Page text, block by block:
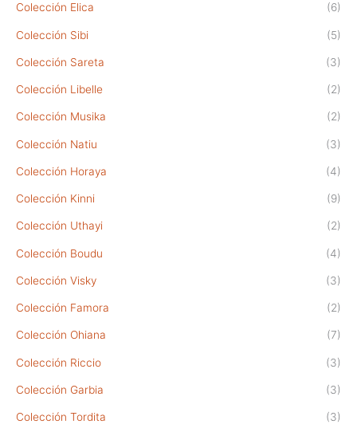
Colección Elica (6)
Colección Sibi (5)
Colección Sareta (3)
Colección Libelle (2)
Colección Musika (2)
Colección Natiu (3)
Colección Horaya (4)
Colección Kinni (9)
Colección Uthayi (2)
Colección Boudu (4)
Colección Visky (3)
Colección Famora (2)
Colección Ohiana (7)
Colección Riccio (3)
Colección Garbia (3)
Colección Tordita (3)